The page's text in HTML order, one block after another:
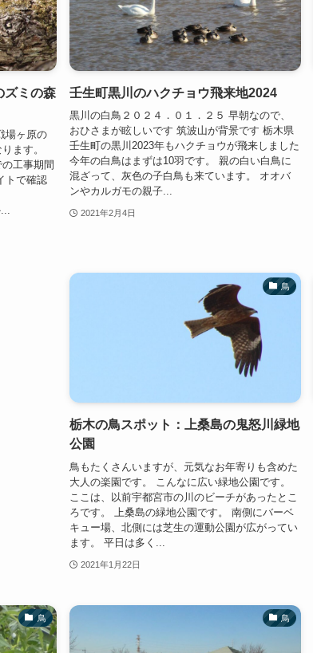
ズミの森
場ヶ原の
ます。
工事期間
トで確認
壬生町黒川のハクチョウ飛来地2024
黒川の白鳥２０２４．０１．２５ 早朝なので、
おひさまが眩しいです 筑波山が背景です 栃木県
壬生町の黒川2023年もハクチョウが飛来しました
今年の白鳥はまずは10羽です。 親の白い白鳥に
混ざって、灰色の子白鳥も来ています。 オオバ
ンやカルガモの親子...
2021年2月4日
鳥
栃木の鳥スポット：上桑島の鬼怒川緑地
公園
鳥もたくさんいますが、元気なお年寄りも含めた
大人の楽園です。 こんなに広い緑地公園です。
ここは、以前宇都宮市の川のビーチがあったとこ
ろです。 上桑島の緑地公園です。 南側にバーベ
キュー場、北側には芝生の運動公園が広がってい
ます。 平日は多く...
2021年1月22日
鳥 鳥